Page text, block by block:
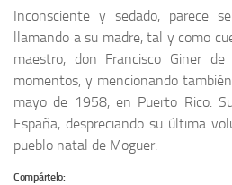
Inconsciente y sedado, parece
llamando a su madre, tal y como
maestro, don Francisco Giner
momentos, y mencionando
mayo de 1958, en Puerto Rico.
España, despreciando su última
pueblo natal de Moguer.
Compártelo: